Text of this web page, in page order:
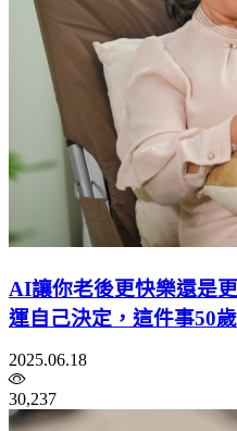
AI讓你老後更快樂還是
運自己決定，這件事50
2025.06.18
30,237